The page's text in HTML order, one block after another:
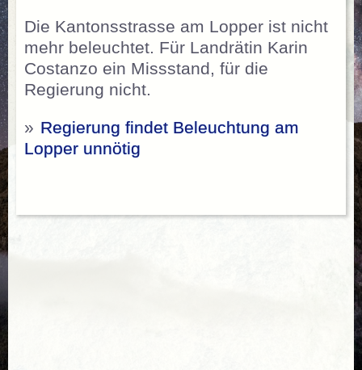
Die Kantonsstrasse am Lopper ist nicht
mehr beleuchtet. Für Landrätin Karin
Costanzo ein Missstand, für die
Regierung nicht.
» Regierung findet Beleuchtung am
Lopper unnötig